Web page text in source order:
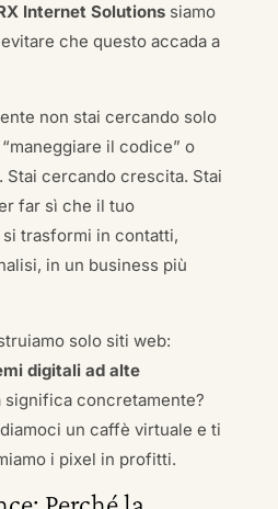
Internet Solutionssiamo
che questo accada a
non stai cercando solo
il codice” o
cercando crescita. Stai
far sì che il tuo
trasformi in contatti,
in un business più
solo siti web:
digitali ad alte
significa concretamente?
un caffè virtuale e ti
i pixel in profitti.